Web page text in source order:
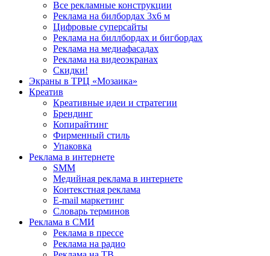
Все рекламные конструкции
Реклама на билбордах 3х6 м
Цифровые суперсайты
Реклама на биллбордах и бигбордах
Реклама на медиафасадах
Реклама на видеоэкранах
Скидки!
Экраны в ТРЦ «Мозаика»
Креатив
Креативные идеи и стратегии
Брендинг
Копирайтинг
Фирменный стиль
Упаковка
Реклама в интернете
SMM
Медийная реклама в интернете
Контекстная реклама
E-mail маркетинг
Словарь терминов
Реклама в СМИ
Реклама в прессе
Реклама на радио